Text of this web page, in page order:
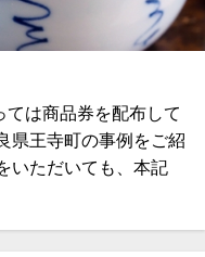
は商品券を配布して
県王寺町の事例をご紹
いただいても、本記